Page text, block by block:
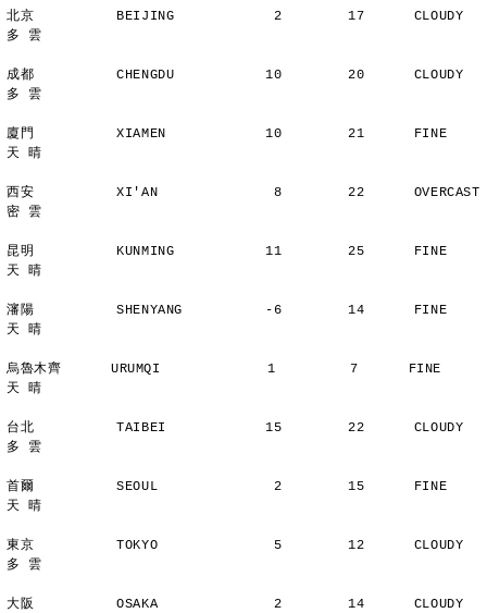
北京          BEIJING            2        17      CLOUDY
多 雲
成都          CHENGDU           10        20      CLOUDY
多 雲
廈門          XIAMEN            10        21      FINE
天 晴
西安          XI'AN              8        22      OVERCAST
密 雲
昆明          KUNMING           11        25      FINE
天 晴
瀋陽          SHENYANG          -6        14      FINE
天 晴
烏魯木齊      URUMQI             1         7      FINE
天 晴
台北          TAIBEI            15        22      CLOUDY
多 雲
首爾          SEOUL              2        15      FINE
天 晴
東京          TOKYO              5        12      CLOUDY
多 雲
大阪          OSAKA              2        14      CLOUDY